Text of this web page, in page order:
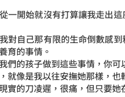
一開始就沒有打算讓我走出
對自己那有限的生命倒數感
育的事情。
們的孩子做到這些事情，你可
就像是我以往安撫她那樣，也
實的刀凌遲，很痛，但只要她